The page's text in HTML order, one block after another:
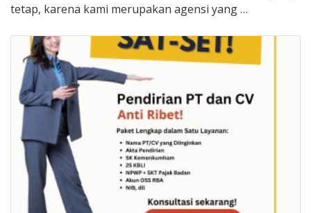
tetap, karena kami merupakan agensi yang …